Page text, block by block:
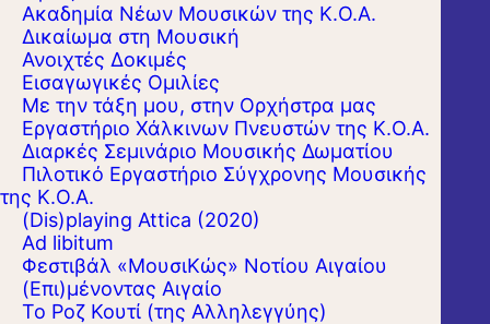
Ακαδημία Νέων Μουσικών της Κ.Ο.Α.
Δικαίωμα στη Μουσική
Ανοιχτές Δοκιμές
Εισαγωγικές Ομιλίες
Με την τάξη μου, στην Ορχήστρα μας
Εργαστήριo Χάλκινων Πνευστών της Κ.Ο.Α.
Διαρκές Σεμινάριο Μουσικής Δωματίου
Πιλοτικό Εργαστήριο Σύγχρονης Μουσικής
της Κ.Ο.Α.
(Dis)playing Attica (2020)
Ad libitum
Φεστιβάλ «ΜουσιΚώς» Νοτίου Αιγαίου
(Επι)μένοντας Αιγαίο
Το Ροζ Κουτί (της Αλληλεγγύης)